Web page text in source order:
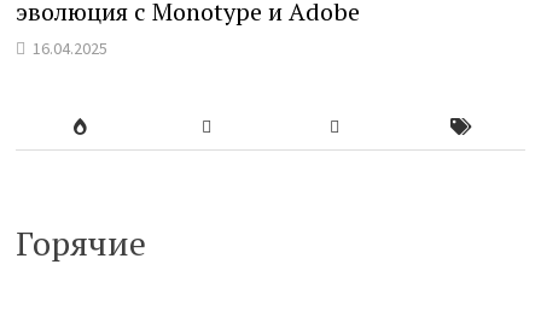
эволюция с Monotype и Adobe
16.04.2025
Горячие